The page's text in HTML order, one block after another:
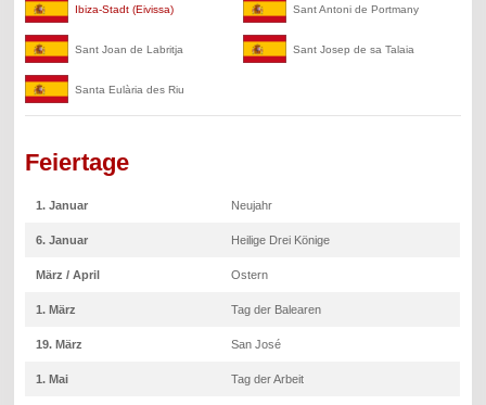
Ibiza-Stadt (Eivissa) Sant Antoni de Portmany
Sant Joan de Labritja Sant Josep de sa Talaia
Santa Eulària des Riu
Feiertage
1. Januar Neujahr
6. Januar Heilige Drei Könige
März / April Ostern
1. März Tag der Balearen
19. März San José
1. Mai Tag der Arbeit